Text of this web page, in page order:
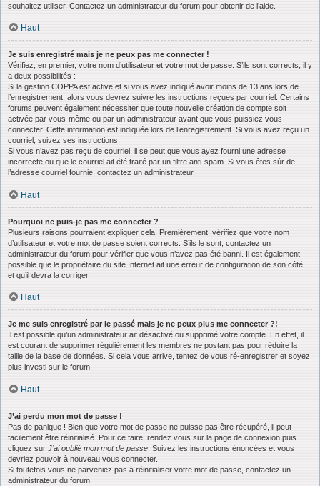
souhaitez utiliser. Contactez un administrateur du forum pour obtenir de l’aide.
Haut
Je suis enregistré mais je ne peux pas me connecter !
Vérifiez, en premier, votre nom d’utilisateur et votre mot de passe. S’ils sont corrects, il y
a deux possibilités :
Si la gestion COPPA est active et si vous avez indiqué avoir moins de 13 ans lors de
l’enregistrement, alors vous devrez suivre les instructions reçues par courriel. Certains
forums peuvent également nécessiter que toute nouvelle création de compte soit
activée par vous-même ou par un administrateur avant que vous puissiez vous
connecter. Cette information est indiquée lors de l’enregistrement. Si vous avez reçu un
courriel, suivez ses instructions.
Si vous n’avez pas reçu de courriel, il se peut que vous ayez fourni une adresse
incorrecte ou que le courriel ait été traité par un filtre anti-spam. Si vous êtes sûr de
l’adresse courriel fournie, contactez un administrateur.
Haut
Pourquoi ne puis-je pas me connecter ?
Plusieurs raisons pourraient expliquer cela. Premièrement, vérifiez que votre nom
d’utilisateur et votre mot de passe soient corrects. S’ils le sont, contactez un
administrateur du forum pour vérifier que vous n’avez pas été banni. Il est également
possible que le propriétaire du site Internet ait une erreur de configuration de son côté,
et qu’il devra la corriger.
Haut
Je me suis enregistré par le passé mais je ne peux plus me connecter ?!
Il est possible qu’un administrateur ait désactivé ou supprimé votre compte. En effet, il
est courant de supprimer régulièrement les membres ne postant pas pour réduire la
taille de la base de données. Si cela vous arrive, tentez de vous ré-enregistrer et soyez
plus investi sur le forum.
Haut
J’ai perdu mon mot de passe !
Pas de panique ! Bien que votre mot de passe ne puisse pas être récupéré, il peut
facilement être réinitialisé. Pour ce faire, rendez vous sur la page de connexion puis
cliquez sur J’ai oublié mon mot de passe . Suivez les instructions énoncées et vous
devriez pouvoir à nouveau vous connecter.
Si toutefois vous ne parveniez pas à réinitialiser votre mot de passe, contactez un
administrateur du forum.